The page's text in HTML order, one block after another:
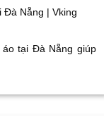
Đà Nẵng | Vking
tại Đà Nẵng giúp